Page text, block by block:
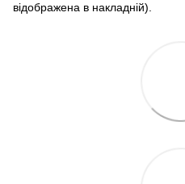
відображена в накладній).